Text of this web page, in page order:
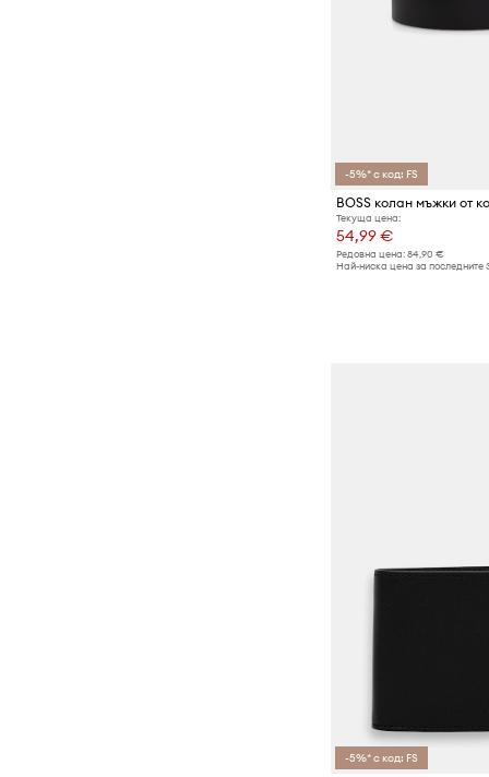
-5%* с код: FS
BOSS колан мъжки от
Текуща цена:
54,99 €
Редовна цена: 84,90 €
Най-ниска цена за последните
-5%* с код: FS